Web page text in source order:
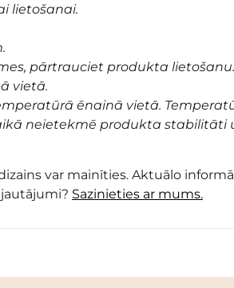
lietošanai.
pārtrauciet produkta lietošanu.
vietā.
ēnainā vietā.
neietekmē produkta stabilitāti
var mainīties. Aktuālo
Sazinieties ar mums.